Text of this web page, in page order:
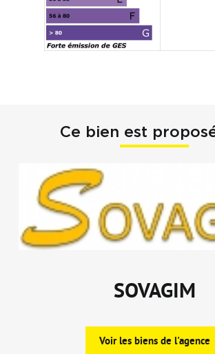
Ce bien est
SOVAGIM
Voir les biens de l'agence